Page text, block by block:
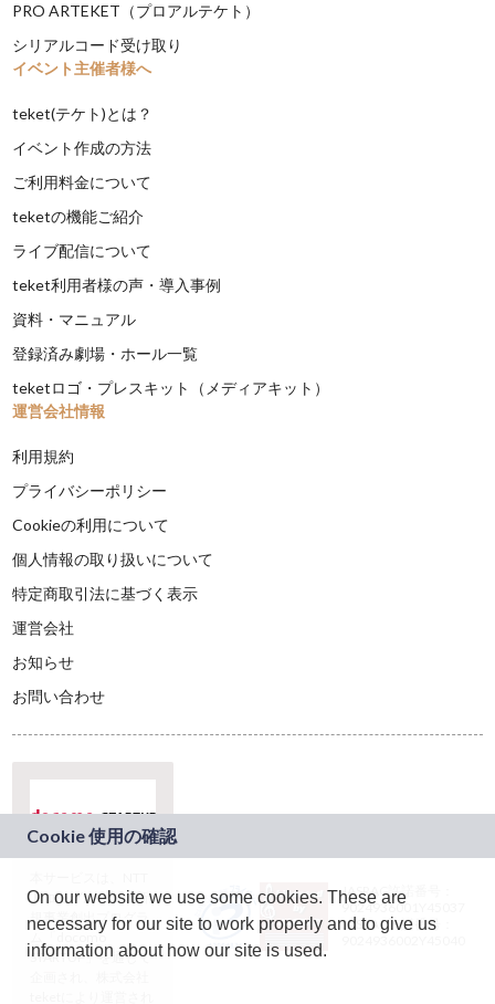
PRO ARTEKET（プロアルテケト）
シリアルコード受け取り
イベント主催者様へ
teket(テケト)とは？
イベント作成の方法
ご利用料金について
teketの機能ご紹介
ライブ配信について
teket利用者様の声・導入事例
資料・マニュアル
登録済み劇場・ホール一覧
teketロゴ・プレスキット（メディアキット）
運営会社情報
利用規約
プライバシーポリシー
Cookieの利用について
個人情報の取り扱いについて
特定商取引法に基づく表示
運営会社
お知らせ
お問い合わせ
ドコモグループの新
規事業創出プログラ
ム「docomo
STARTUP」を通じて
JASRAC許諾番号：
9024936001Y45037
JASRAC許諾番号：
On our website we use some cookies. These are
necessary for our site to work properly and to give us
information about how our site is used.